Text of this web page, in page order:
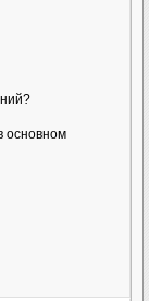
основном